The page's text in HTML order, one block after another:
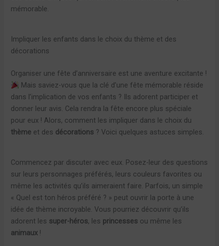
mémorable.
Impliquer les enfants dans le choix du thème et des
décorations
Organiser une fête d’anniversaire est une aventure excitante !
Mais saviez-vous que la clé d’une fête mémorable réside
dans l’implication de vos enfants ? Ils adorent participer et
donner leur avis. Cela rendra la fête encore plus spéciale
pour eux ! Alors, comment les impliquer dans le choix du
thème et des décorations ? Voici quelques astuces simples.
Commencez par discuter avec eux. Posez-leur des questions
sur leurs personnages préférés, leurs couleurs favorites ou
même les activités qu’ils aimeraient faire. Parfois, un simple
« Quel est ton héros préféré ? » peut ouvrir la porte à une
idée de thème incroyable. Vous pourriez découvrir qu’ils
adorent les super-héros, les princesses ou même les
animaux !